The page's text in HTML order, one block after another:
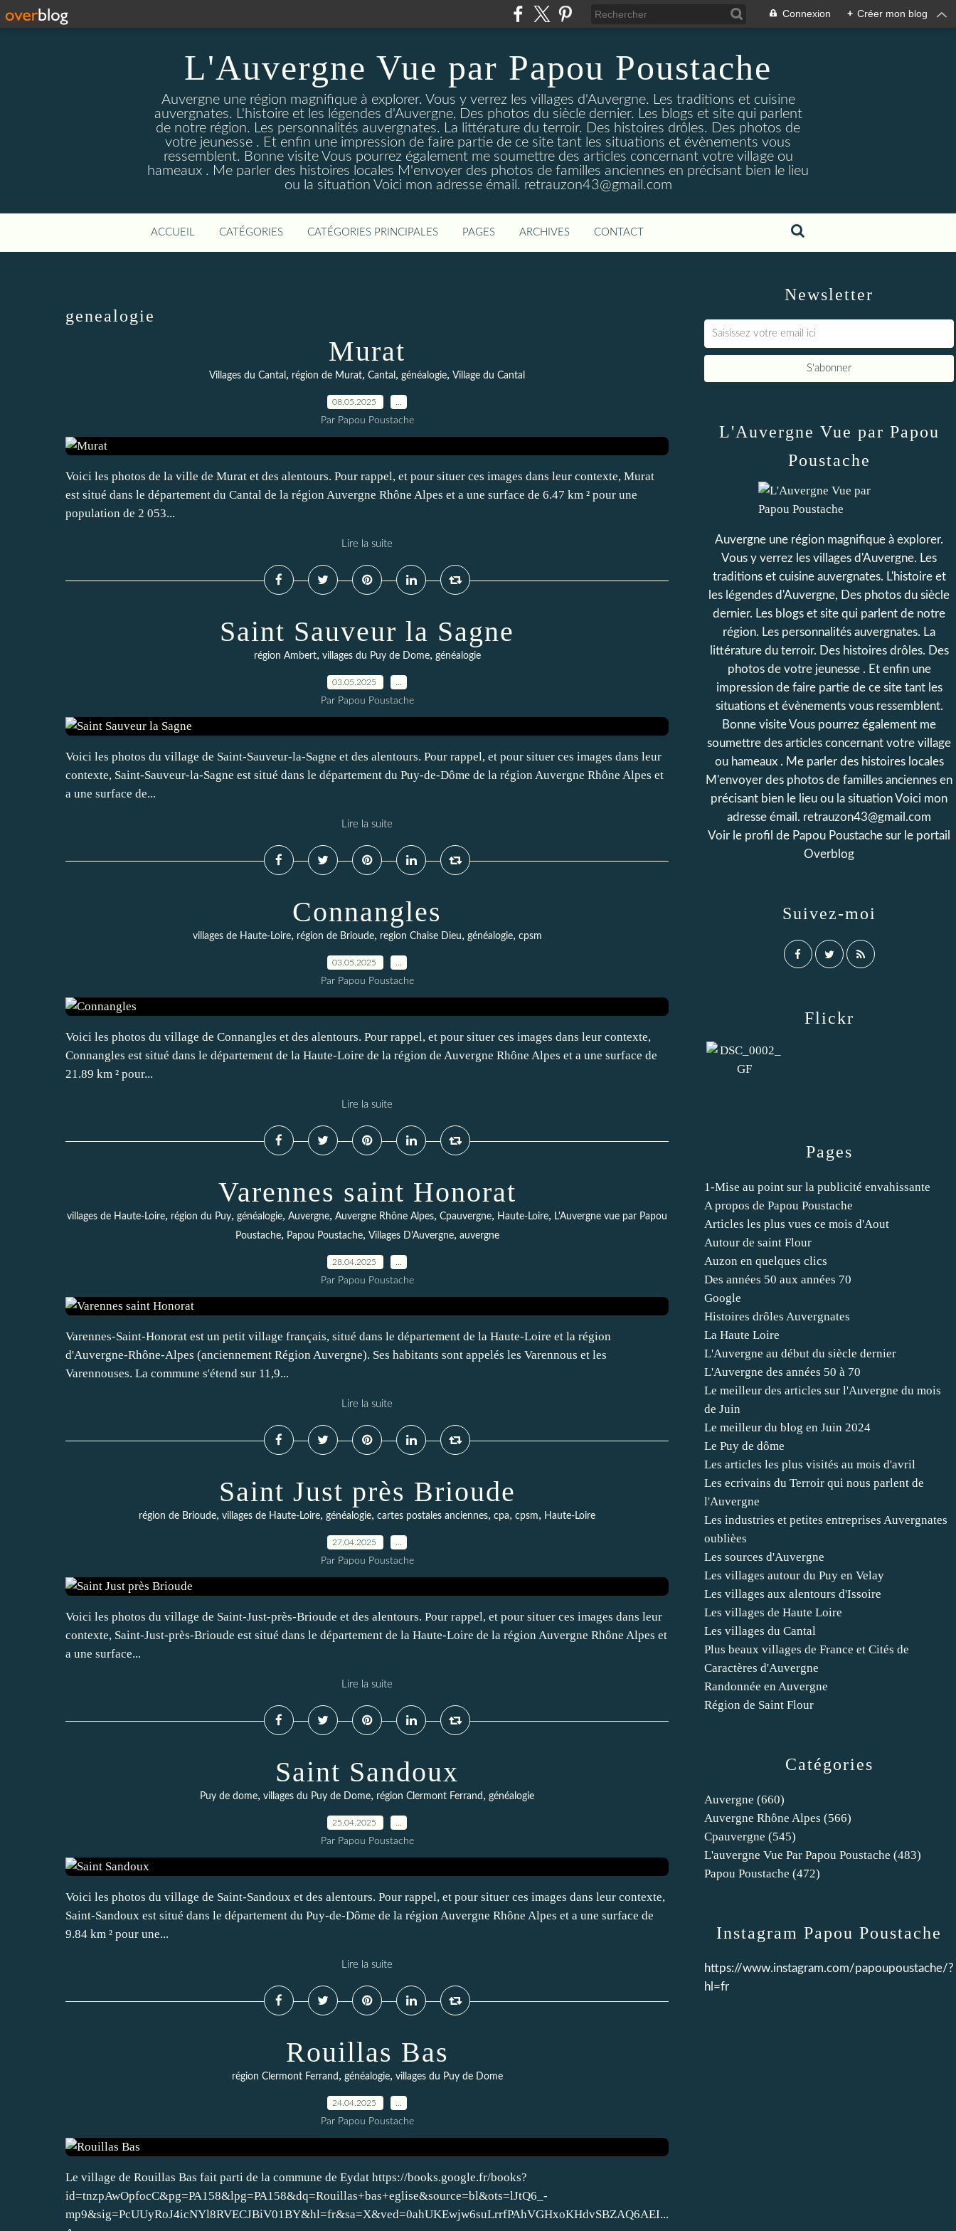
Connexion + Créer mon blog
L'Auvergne Vue par Papou Poustache
Auvergne une région magnifique à explorer. Vous y verrez les villages d'Auvergne. Les traditions et cuisine
auvergnates. L'histoire et les légendes d'Auvergne, Des photos du siècle dernier. Les blogs et site qui parlent
de notre région. Les personnalités auvergnates. La littérature du terroir. Des histoires drôles. Des photos de
votre jeunesse . Et enfin une impression de faire partie de ce site tant les situations et évènements vous
ressemblent. Bonne visite Vous pourrez également me soumettre des articles concernant votre village ou
hameaux . Me parler des histoires locales M'envoyer des photos de familles anciennes en précisant bien le lieu
ou la situation Voici mon adresse émail. retrauzon43@gmail.com
ACCUEIL CATÉGORIES CATÉGORIES PRINCIPALES PAGES ARCHIVES CONTACT
genealogie
Murat
Villages du Cantal , région de Murat, Cantal , généalogie, Village du Cantal
08.05.2025
Par Papou Poustache
Voici les photos de la ville de Murat et des alentours. Pour rappel, et pour situer ces images dans leur contexte, Murat
est situé dans le département du Cantal de la région Auvergne Rhône Alpes et a une surface de 6.47 km ² pour une
population de 2 053...
Lire la suite
Saint Sauveur la Sagne
région Ambert, villages du Puy de Dome, généalogie
03.05.2025
Par Papou Poustache
Voici les photos du village de Saint-Sauveur-la-Sagne et des alentours. Pour rappel, et pour situer ces images dans leur
contexte, Saint-Sauveur-la-Sagne est situé dans le département du Puy-de-Dôme de la région Auvergne Rhône Alpes et
a une surface de...
Lire la suite
Connangles
villages de Haute-Loire, région de Brioude, region Chaise Dieu, généalogie, cpsm
03.05.2025
Par Papou Poustache
Voici les photos du village de Connangles et des alentours. Pour rappel, et pour situer ces images dans leur contexte,
Connangles est situé dans le département de la Haute-Loire de la région de Auvergne Rhône Alpes et a une surface de
21.89 km ² pour...
Lire la suite
Varennes saint Honorat
villages de Haute-Loire, région du Puy, généalogie, Auvergne, Auvergne Rhône Alpes, Cpauvergne, Haute-Loire, L'Auvergne vue par Papou
Poustache, Papou Poustache, Villages D'Auvergne, auvergne
28.04.2025
Par Papou Poustache
Varennes-Saint-Honorat est un petit village français, situé dans le département de la Haute-Loire et la région
d'Auvergne-Rhône-Alpes (anciennement Région Auvergne). Ses habitants sont appelés les Varennous et les
Varennouses. La commune s'étend sur 11,9...
Lire la suite
Saint Just près Brioude
région de Brioude, villages de Haute-Loire, généalogie, cartes postales anciennes, cpa, cpsm, Haute-Loire
27.04.2025
Par Papou Poustache
Voici les photos du village de Saint-Just-près-Brioude et des alentours. Pour rappel, et pour situer ces images dans leur
contexte, Saint-Just-près-Brioude est situé dans le département de la Haute-Loire de la région Auvergne Rhône Alpes et
a une surface...
Lire la suite
Saint Sandoux
Puy de dome, villages du Puy de Dome, région Clermont Ferrand , généalogie
25.04.2025
Par Papou Poustache
Voici les photos du village de Saint-Sandoux et des alentours. Pour rappel, et pour situer ces images dans leur contexte,
Saint-Sandoux est situé dans le département du Puy-de-Dôme de la région Auvergne Rhône Alpes et a une surface de
9.84 km ² pour une...
Lire la suite
Rouillas Bas
région Clermont Ferrand , généalogie, villages du Puy de Dome
24.04.2025
Par Papou Poustache
Le village de Rouillas Bas fait parti de la commune de Eydat https://books.google.fr/books?
id=tnzpAwOpfocC&pg=PA158&lpg=PA158&dq=Rouillas+bas+eglise&source=bl&ots=lJtQ6_-
mp9&sig=PcUUyRoJ4icNYl8RVECJBiV01BY&hl=fr&sa=X&ved=0ahUKEwjw6suLrrfPAhVGHxoKHdvSBZAQ6AEI...
Newsletter
Catégories
Auvergne (660)
Auvergne Rhône Alpes (566)
Cpauvergne (545)
L'auvergne Vue Par Papou Poustache (483)
Papou Poustache (472)
Pages
1-Mise au point sur la publicité envahissante
A propos de Papou Poustache
Articles les plus vues ce mois d'Aout
Autour de saint Flour
Auzon en quelques clics
Des années 50 aux années 70
Google
Histoires drôles Auvergnates
La Haute Loire
L'Auvergne au début du siècle dernier
L'Auvergne des années 50 à 70
Le meilleur des articles sur l'Auvergne du mois
de Juin
Le meilleur du blog en Juin 2024
Le Puy de dôme
Les articles les plus visités au mois d'avril
Les ecrivains du Terroir qui nous parlent de
l'Auvergne
Les industries et petites entreprises Auvergnates
oublièes
Les sources d'Auvergne
Les villages autour du Puy en Velay
Les villages aux alentours d'Issoire
Les villages de Haute Loire
Les villages du Cantal
Plus beaux villages de France et Cités de
Caractères d'Auvergne
Randonnée en Auvergne
Région de Saint Flour
L'Auvergne Vue par Papou
Poustache
Auvergne une région magnifique à explorer.
Vous y verrez les villages d'Auvergne. Les
traditions et cuisine auvergnates. L'histoire et
les légendes d'Auvergne, Des photos du siècle
dernier. Les blogs et site qui parlent de notre
région. Les personnalités auvergnates. La
littérature du terroir. Des histoires drôles. Des
photos de votre jeunesse . Et enfin une
impression de faire partie de ce site tant les
situations et évènements vous ressemblent.
Bonne visite Vous pourrez également me
soumettre des articles concernant votre village
ou hameaux . Me parler des histoires locales
M'envoyer des photos de familles anciennes en
précisant bien le lieu ou la situation Voici mon
adresse émail. retrauzon43@gmail.com
Voir le profil de Papou Poustache sur le portail
Overblog
Suivez-moi
Flickr
Instagram Papou Poustache
https://www.instagram.com/papoupoustache/?
hl=fr